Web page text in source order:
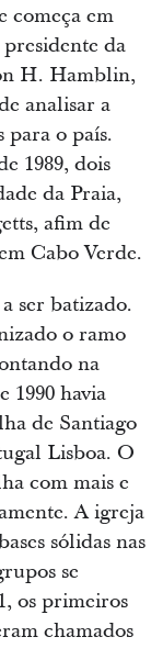
começa em
da
H. Hamblin,
analisar a
para o país.
1989, dois
da Praia,
afim de
Cabo Verde.
ser batizado.
o ramo
na
1990 havia
de Santiago
Lisboa. O
com mais e
A igreja
sólidas nas
se
os primeiros
chamados